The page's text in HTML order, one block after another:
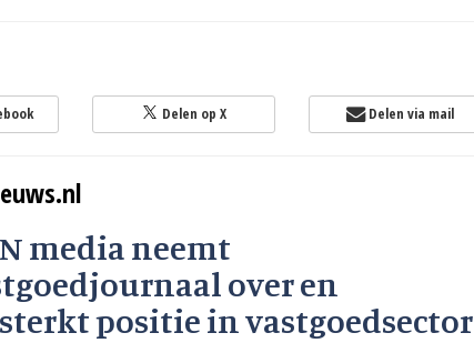
Delen op X Delen via mail
media neemt
over en
positie in vastgoedsector